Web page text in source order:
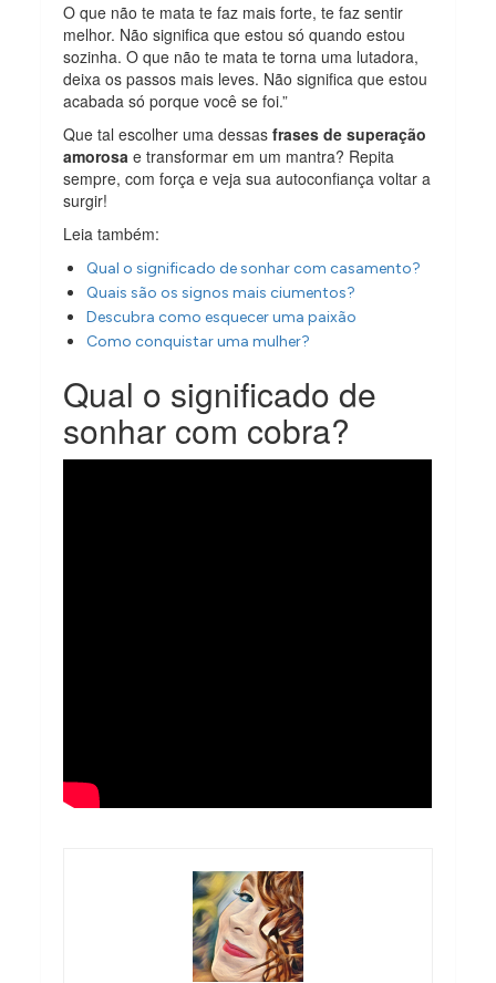
O que não te mata te faz mais forte, te faz sentir
melhor. Não significa que estou só quando estou
sozinha. O que não te mata te torna uma lutadora,
deixa os passos mais leves. Não significa que estou
acabada só porque você se foi.”
Que tal escolher uma dessasfrases de superação
amorosa e transformar em um mantra? Repita
sempre, com força e veja sua autoconfiança voltar a
surgir!
Leia também:
Qual o significado de sonhar com casamento?
Quais são os signos mais ciumentos?
Descubra como esquecer uma paixão
Como conquistar uma mulher?
Qual o significado de
sonhar com cobra?